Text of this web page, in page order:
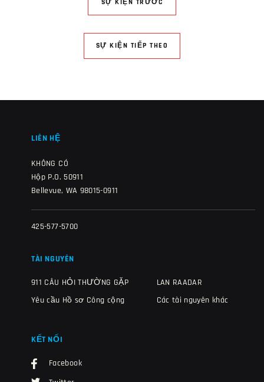
SỰ KIỆN TRƯỚC
SỰ KIỆN TIẾP THEO
LIÊN HỆ
KHÔNG CÓ
Hộp P.O. 50911
Bellevue, WA 98015-0911
425-577-5700
TÀI NGUYÊN
911 CÂU HỎI THƯỜNG GẶP
Yêu cầu Hồ sơ Công cộng
LAN RAADAR
Các tài nguyên khác
KẾT NỐI
Facebook